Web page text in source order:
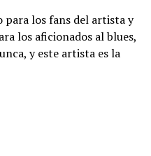
para los fans del artista y
los aficionados al blues,
y este artista es la